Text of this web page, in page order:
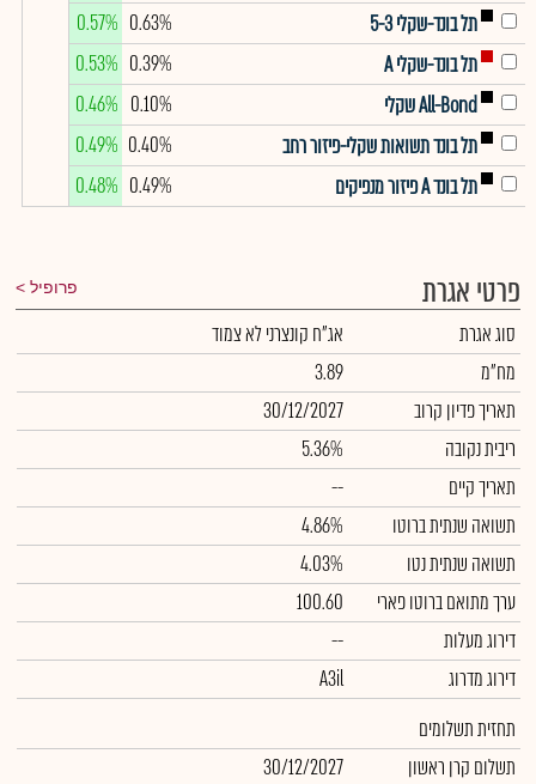
תל בונד-שקלי 5-3
0.63%
0.57%
תל בונד-שקלי A
0.39%
0.53%
All-Bond שקלי
0.10%
0.46%
תל בונד תשואות שקלי-פיזור רחב
0.40%
0.49%
תל בונד A פיזור מנפיקים
0.49%
0.48%
פרטי אגרת פרופיל
סוג אגרת
אג"ח קונצרני לא צמוד
מח"מ
3.89
תאריך פדיון קרוב
30/12/2027
ריבית נקובה
5.36%
תאריך קיים
--
תשואה שנתית ברוטו
4.86%
תשואה שנתית נטו
4.03%
ערך מתואם ברוטו פארי
100.60
דירוג מעלות
--
דירוג מדרוג
A3il
תחזית תשלומים
תשלום קרן ראשון
30/12/2027